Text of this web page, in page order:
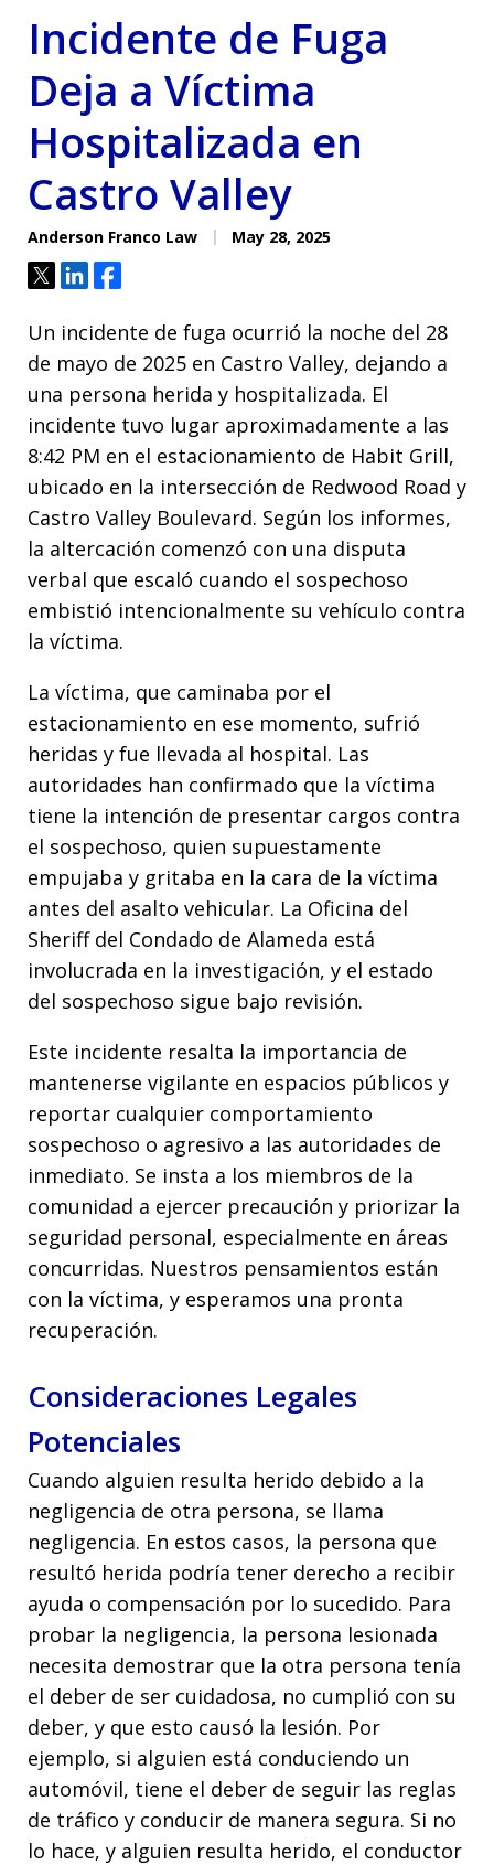
Incidente de Fuga
Deja a Víctima
Hospitalizada en
Castro Valley
Anderson Franco Law May 28, 2025
TweetShareShare
Un incidente de fuga ocurrió la noche del 28
de mayo de 2025 en Castro Valley, dejando a
una persona herida y hospitalizada. El
incidente tuvo lugar aproximadamente a las
8:42 PM en el estacionamiento de Habit Grill,
ubicado en la intersección de Redwood Road y
Castro Valley Boulevard. Según los informes,
la altercación comenzó con una disputa
verbal que escaló cuando el sospechoso
embistió intencionalmente su vehículo contra
la víctima.
La víctima, que caminaba por el
estacionamiento en ese momento, sufrió
heridas y fue llevada al hospital. Las
autoridades han confirmado que la víctima
tiene la intención de presentar cargos contra
el sospechoso, quien supuestamente
empujaba y gritaba en la cara de la víctima
antes del asalto vehicular. La Oficina del
Sheriff del Condado de Alameda está
involucrada en la investigación, y el estado
del sospechoso sigue bajo revisión.
Este incidente resalta la importancia de
mantenerse vigilante en espacios públicos y
reportar cualquier comportamiento
sospechoso o agresivo a las autoridades de
inmediato. Se insta a los miembros de la
comunidad a ejercer precaución y priorizar la
seguridad personal, especialmente en áreas
concurridas. Nuestros pensamientos están
con la víctima, y esperamos una pronta
recuperación.
Consideraciones Legales
Potenciales
Cuando alguien resulta herido debido a la
negligencia de otra persona, se llama
negligencia. En estos casos, la persona que
resultó herida podría tener derecho a recibir
ayuda o compensación por lo sucedido. Para
probar la negligencia, la persona lesionada
necesita demostrar que la otra persona tenía
el deber de ser cuidadosa, no cumplió con su
deber, y que esto causó la lesión. Por
ejemplo, si alguien está conduciendo un
automóvil, tiene el deber de seguir las reglas
de tráfico y conducir de manera segura. Si no
lo hace, y alguien resulta herido, el conductor